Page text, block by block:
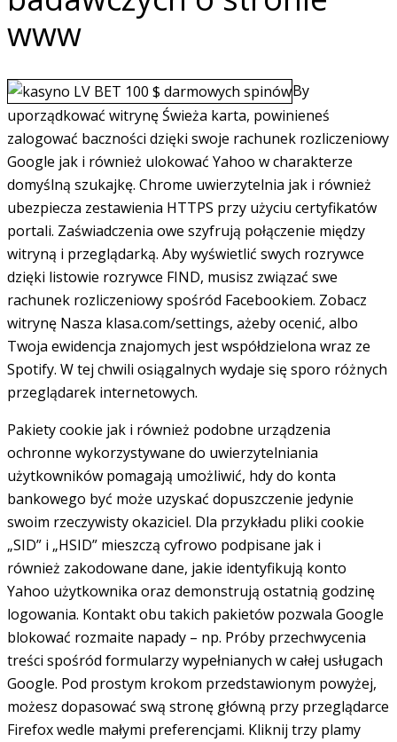
www
By
uporządkować witrynę Świeża karta, powinieneś
zalogować baczności dzięki swoje rachunek rozliczeniowy
Google jak i również ulokować Yahoo w charakterze
domyślną szukajkę. Chrome uwierzytelnia jak i również
ubezpiecza zestawienia HTTPS przy użyciu certyfikatów
portali. Zaświadczenia owe szyfrują połączenie między
witryną i przeglądarką. Aby wyświetlić swych rozrywce
dzięki listowie rozrywce FIND, musisz związać swe
rachunek rozliczeniowy spośród Facebookiem. Zobacz
witrynę Nasza klasa.com/settings, ażeby ocenić, albo
Twoja ewidencja znajomych jest współdzielona wraz ze
Spotify. W tej chwili osiągalnych wydaje się sporo różnych
przeglądarek internetowych.
Pakiety cookie jak i również podobne urządzenia
ochronne wykorzystywane do uwierzytelniania
użytkowników pomagają umożliwić, hdy do konta
bankowego być może uzyskać dopuszczenie jedynie
swoim rzeczywisty okaziciel. Dla przykładu pliki cookie
„SID” i „HSID” mieszczą cyfrowo podpisane jak i
również zakodowane dane, jakie identyfikują konto
Yahoo użytkownika oraz demonstrują ostatnią godzinę
logowania. Kontakt obu takich pakietów pozwala Google
blokować rozmaite napady – np. Próby przechwycenia
treści spośród formularzy wypełnianych w całej usługach
Google. Pod prostym krokom przedstawionym powyżej,
możesz dopasować swą stronę główną przy przeglądarce
Firefox wedle małymi preferencjami. Kliknij trzy plamy